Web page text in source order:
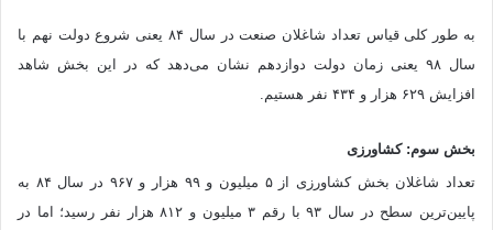
به طور کلی قیاس تعداد شاغلان صنعت در سال ۸۴ یعنی شروع دولت نهم با
سال ۹۸ یعنی زمان دولت دوازدهم نشان می‌دهد که در این بخش شاهد
افزایش ۶۲۹ هزار و ۴۳۴ نفر هستیم.
بخش سوم: کشاورزی
تعداد شاغلان بخش کشاورزی از ۵ میلیون و ۹۹ هزار و ۹۶۷ در سال ۸۴ به
پایین‌ترین سطح در سال ۹۳ با رقم ۳ میلیون و ۸۱۲ هزار نفر رسید؛ اما در